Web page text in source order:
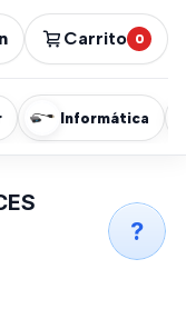
Carrito 0
Informática
?